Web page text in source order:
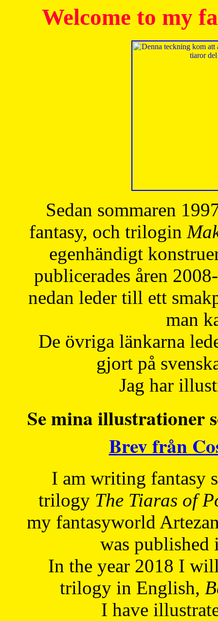
Welcome to my
Sedan sommaren
fantasy, och trilogin
egenhändigt
publicerades åren
nedan leder till ett
man
De övriga länkarna
gjort på
Jag har
Se mina illustrationer
Brev från
I am writing fantasy
trilogy The Tiaras of
my fantasyworld
was published
In the year 2018 I
trilogy in English,
I have